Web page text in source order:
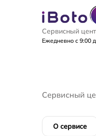
Сервисный
Ежедневно с 9:00
Сервисный
О сервисе